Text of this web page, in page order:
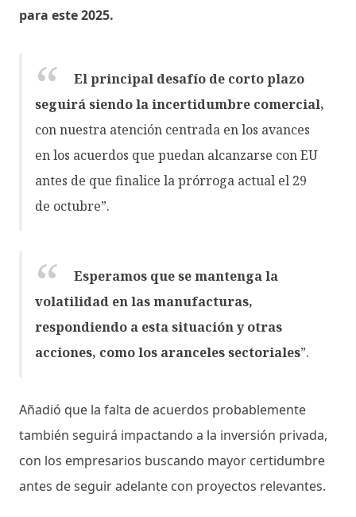
para este 2025.
El principal desafío de corto plazo
seguirá siendo la incertidumbre comercial,
con nuestra atención centrada en los avances
en los acuerdos que puedan alcanzarse con EU
antes de que finalice la prórroga actual el 29
de octubre”.
Esperamos que se mantenga la
volatilidad en las manufacturas,
respondiendo a esta situación y otras
acciones, como los aranceles sectoriales”.
Añadió que la falta de acuerdos probablemente
también seguirá impactando a la inversión privada,
con los empresarios buscando mayor certidumbre
antes de seguir adelante con proyectos relevantes.